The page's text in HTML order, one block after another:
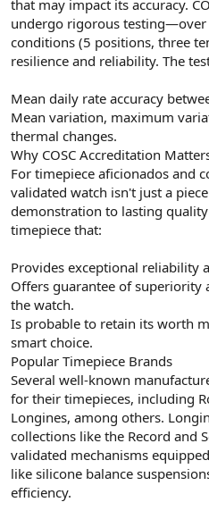
that may impact its accuracy.
undergo rigorous testing—over
conditions (5 positions, three
resilience and reliability. The
Mean daily rate accuracy
Mean variation, maximum
thermal changes.
Why COSC Accreditation
For timepiece aficionados and
validated watch isn't just a
demonstration to lasting
timepiece that:
Provides exceptional reliability
Offers guarantee of superiority
the watch.
Is probable to retain its worth
smart choice.
Popular Timepiece Brands
Several well-known
for their timepieces, including
Longines, among others.
collections like the Record and
validated mechanisms
like silicone balance
efficiency.